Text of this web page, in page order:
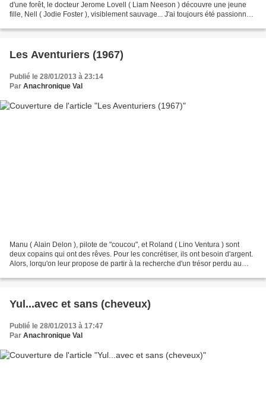
d'une forêt, le docteur Jerome Lovell ( Liam Neeson ) découvre une jeune
fille, Nell ( Jodie Foster ), visiblement sauvage... J'ai toujours été passionnée
Les Aventuriers (1967)
Publié le 28/01/2013 à 23:14
Par Anachronique Val
Manu ( Alain Delon ), pilote de "coucou", et Roland ( Lino Ventura ) sont
deux copains qui ont des rêves. Pour les concrétiser, ils ont besoin d'argent.
Alors, lorqu'on leur propose de partir à la recherche d'un trésor perdu au
Yul...avec et sans (cheveux)
Publié le 28/01/2013 à 17:47
Par Anachronique Val